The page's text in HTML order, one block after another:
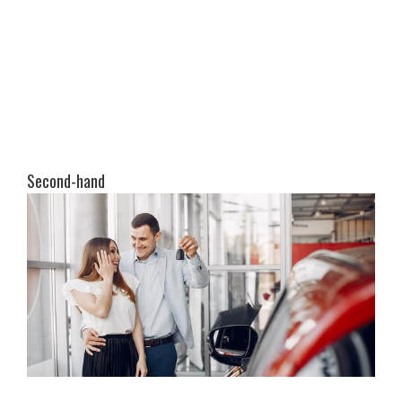
Second-hand